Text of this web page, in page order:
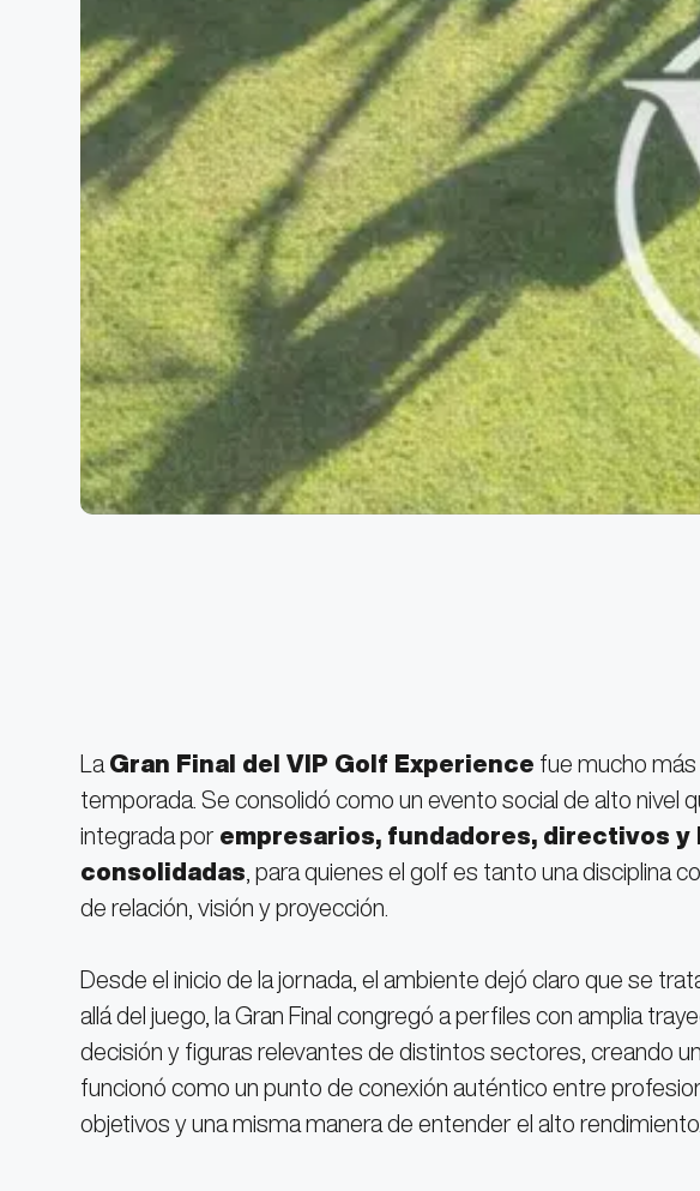
La Gran Final del VIP Golf Experience fue mucho
temporada. Se consolidó como un evento social de alto nivel
integrada por empresarios, fundadores, directivos
consolidadas , para quienes el golf es tanto una disciplina
de relación, visión y proyección.
Desde el inicio de la jornada, el ambiente dejó claro que se
allá del juego, la Gran Final congregó a perfiles con amplia
decisión y figuras relevantes de distintos sectores, creando
funcionó como un punto de conexión auténtico entre
objetivos y una misma manera de entender el alto rendimiento.